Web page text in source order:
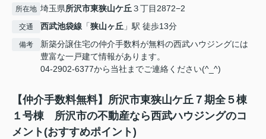
所在地 埼玉県所沢市東狭山ケ丘３丁目2872−2
交通 西武池袋線 「狭山ヶ丘 」駅 徒歩13分
備考
新築分譲住宅の仲介手数料が無料の西武ハウジングには
豊富な一戸建て情報があります。
04-2902-6377から当社までご連絡ください(^_^)
【仲介手数料無料】所沢市東狭山ケ丘７期全５棟
１号棟 所沢市の不動産なら西武ハウジングのコ
メント(おすすめポイント)